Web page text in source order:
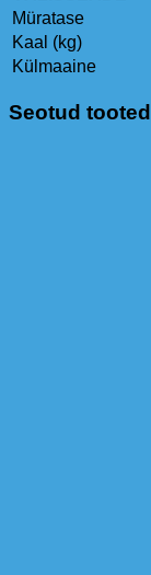
Müratase
Kaal (kg)
Külmaaine
Seotud tooted